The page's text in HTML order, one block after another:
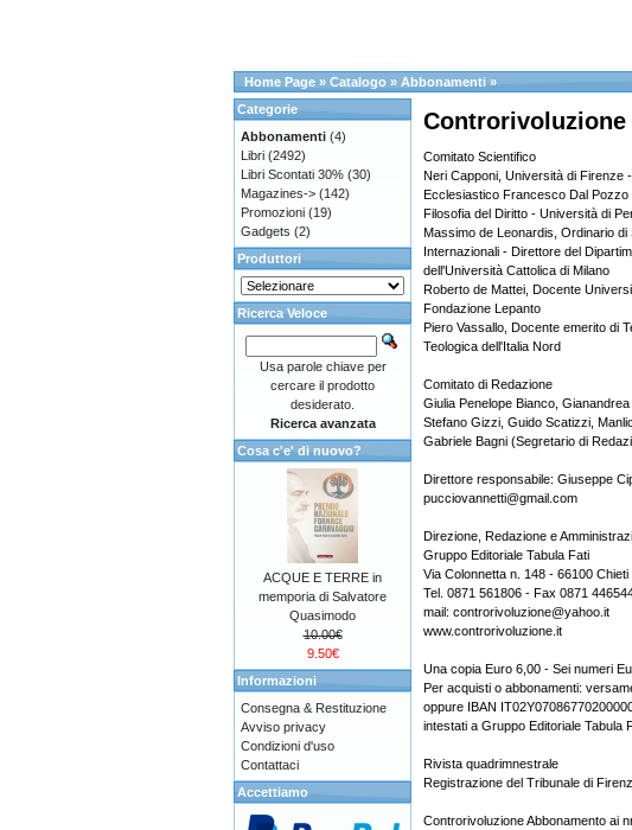
Home Page » Catalogo » Abbonamenti »
Controrivoluzione
Comitato Scientifico
Neri Capponi, Università di Firenze
Ecclesiastico Francesco Dal Pozzo
Filosofia del Diritto - Università di
Massimo de Leonardis, Ordinario di
Internazionali - Direttore del
dell'Università Cattolica di Milano
Roberto de Mattei, Docente
Fondazione Lepanto
Piero Vassallo, Docente emerito di
Teologica dell'Italia Nord
Comitato di Redazione
Giulia Penelope Bianco,
Stefano Gizzi, Guido Scatizzi,
Gabriele Bagni (Segretario di
Direttore responsabile: Giuseppe
pucciovannetti@gmail.com
Direzione, Redazione e
Gruppo Editoriale Tabula Fati
Via Colonnetta n. 148 - 66100 Chieti
Tel. 0871 561806 - Fax 0871
mail: controrivoluzione@yahoo.it
www.controrivoluzione.it
Una copia Euro 6,00 - Sei numeri
Per acquisti o abbonamenti:
oppure IBAN
intestati a Gruppo Editoriale Tabula
Rivista quadrimnestrale
Registrazione del Tribunale di
Controrivoluzione Abbonamento ai
Categorie
Abbonamenti (4)
Libri (2492)
Libri Scontati 30% (30)
Magazines-> (142)
Promozioni (19)
Gadgets (2)
Produttori
Ricerca Veloce
Usa parole chiave per
cercare il prodotto
desiderato.
Ricerca avanzata
Cosa c'e' di nuovo?
ACQUE E TERRE in
memporia di Salvatore
Quasimodo
10.00€
9.50€
Informazioni
Consegna & Restituzione
Avviso privacy
Condizioni d'uso
Contattaci
Accettiamo